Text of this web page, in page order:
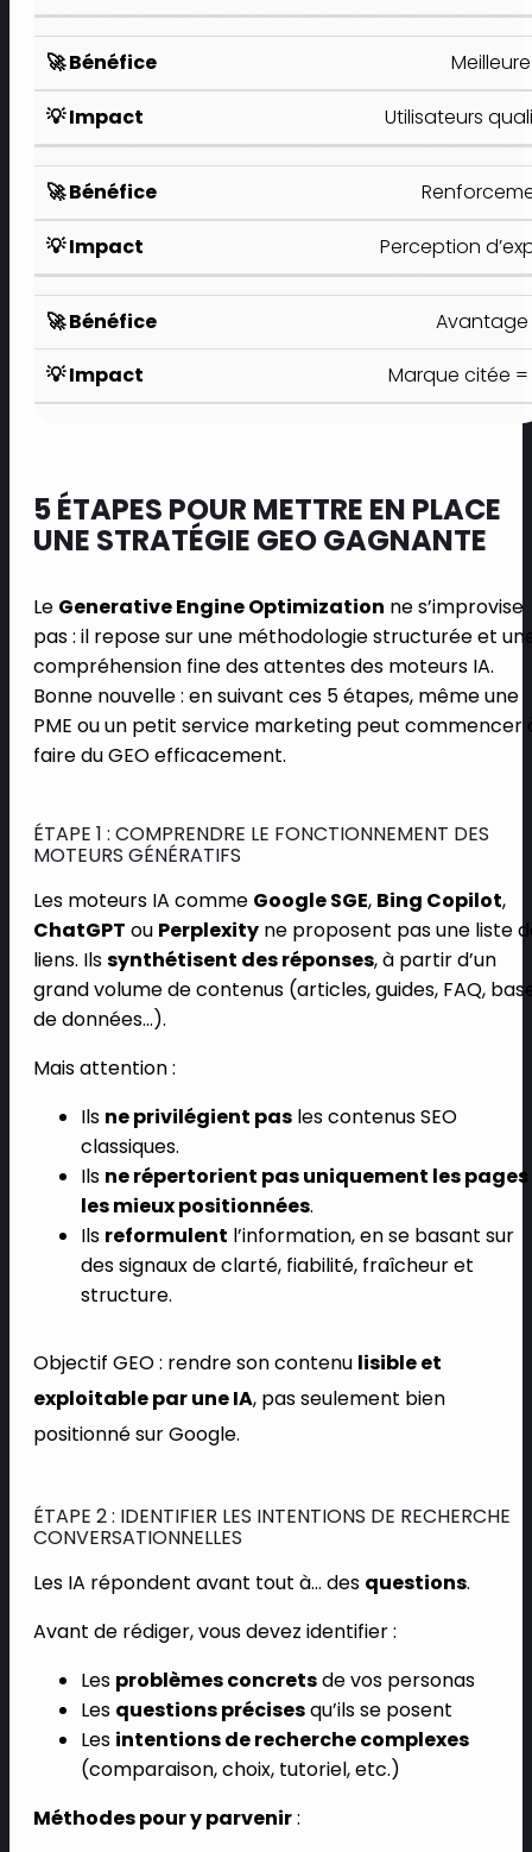
Utilisateurs
Perception
Marque citée
5 ÉTAPES POUR METTRE EN PLACE
UNE STRATÉGIE GEO GAGNANTE
Le Generative Engine Optimization ne s’improvise
pas : il repose sur une méthodologie structurée et
compréhension fine des attentes des moteurs IA.
Bonne nouvelle : en suivant ces 5 étapes, même une
PME ou un petit service marketing peut commencer
faire du GEO efficacement.
ÉTAPE 1 : COMPRENDRE LE FONCTIONNEMENT DES
MOTEURS GÉNÉRATIFS
Les moteurs IA comme Google SGE, Bing Copilot,
ChatGPT ou Perplexity ne proposent pas une liste
liens. Ilssynthétisent des réponses, à partir d’un
grand volume de contenus (articles, guides, FAQ,
de données…).
Mais attention :
Ils ne privilégient pas les contenus SEO
classiques.
Ils ne répertorient pas uniquement les pages
les mieux positionnées.
Ils reformulent l’information, en se basant sur
des signaux de clarté, fiabilité, fraîcheur et
structure.
Objectif GEO : rendre son contenu lisible et
exploitable par une IA, pas seulement bien
positionné sur Google.
ÉTAPE 2 : IDENTIFIER LES INTENTIONS DE RECHERCHE
CONVERSATIONNELLES
Les IA répondent avant tout à… des questions.
Avant de rédiger, vous devez identifier :
Les problèmes concretsde vos personas
Les questions précisesqu’ils se posent
Les intentions de recherche complexes
(comparaison, choix, tutoriel, etc.)
Méthodes pour y parvenir: